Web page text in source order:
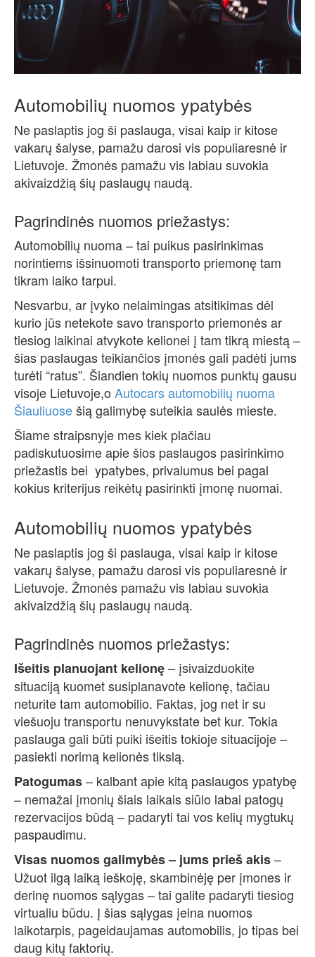
Automobilių nuomos ypatybės
Ne paslaptis jog ši paslauga, visai kaip ir kitose
vakarų šalyse, pamažu darosi vis populiaresnė ir
Lietuvoje. Žmonės pamažu vis labiau suvokia
akivaizdžią šių paslaugų naudą.
Pagrindinės nuomos priežastys:
Automobilių nuoma – tai puikus pasirinkimas
norintiems išsinuomoti transporto priemonę tam
tikram laiko tarpui.
Nesvarbu, ar įvyko nelaimingas atsitikimas dėl
kurio jūs netekote savo transporto priemonės ar
tiesiog laikinai atvykote kelionei į tam tikrą miestą –
šias paslaugas teikiančios įmonės gali padėti jums
turėti “ratus”. Šiandien tokių nuomos punktų gausu
visoje Lietuvoje,o Autocars automobilių nuoma
Šiauliuosešią galimybę suteikia saulės mieste.
Šiame straipsnyje mes kiek plačiau
padiskutuosime apie šios paslaugos pasirinkimo
priežastis bei ypatybes, privalumus bei pagal
kokius kriterijus reikėtų pasirinkti įmonę nuomai.
Automobilių nuomos ypatybės
Ne paslaptis jog ši paslauga, visai kaip ir kitose
vakarų šalyse, pamažu darosi vis populiaresnė ir
Lietuvoje. Žmonės pamažu vis labiau suvokia
akivaizdžią šių paslaugų naudą.
Pagrindinės nuomos priežastys:
Išeitis planuojant kelionę– įsivaizduokite
situaciją kuomet susiplanavote kelionę, tačiau
neturite tam automobilio. Faktas, jog net ir su
viešuoju transportu nenuvykstate bet kur. Tokia
paslauga gali būti puiki išeitis tokioje situacijoje –
pasiekti norimą kelionės tikslą.
Patogumas– kalbant apie kitą paslaugos ypatybę
– nemažai įmonių šiais laikais siūlo labai patogų
rezervacijos būdą – padaryti tai vos kelių mygtukų
paspaudimu.
Visas nuomos galimybės – jums prieš akis–
Užuot ilgą laiką ieškoję, skambinėję per įmones ir
derinę nuomos sąlygas – tai galite padaryti tiesiog
virtualiu būdu. Į šias sąlygas įeina nuomos
laikotarpis, pageidaujamas automobilis, jo tipas bei
daug kitų faktorių.